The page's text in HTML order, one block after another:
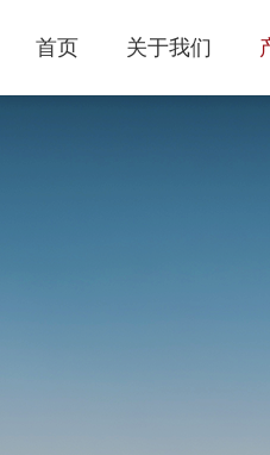
首页 关于我们